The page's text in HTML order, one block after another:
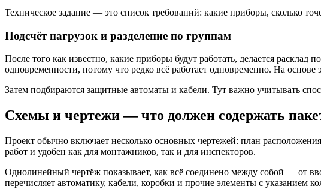
Техническое задание — это список требований: какие приборы, сколько
Подсчёт нагрузок и разделение по группам
После того как известно, какие приборы будут работать, делается
одновременности, потому что редко всё работает одновременно. На
Затем подбираются защитные автоматы и кабели. Тут важно учитывать
Схемы и чертежи — что должен содержать
Проект обычно включает несколько основных чертежей: план
работ и удобен как для монтажников, так и для инспекторов.
Однолинейный чертёж показывает, как всё соединено между собой — от
перечисляет автоматику, кабели, коробки и прочие элементы с указанием